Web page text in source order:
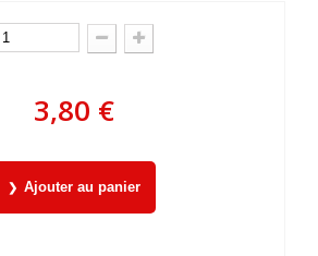
3,80 €
Ajouter au panier